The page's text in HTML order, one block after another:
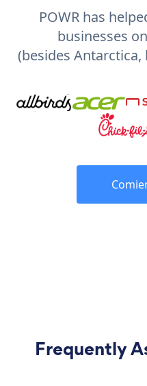
POWR has
businesses
(besides
Frequently